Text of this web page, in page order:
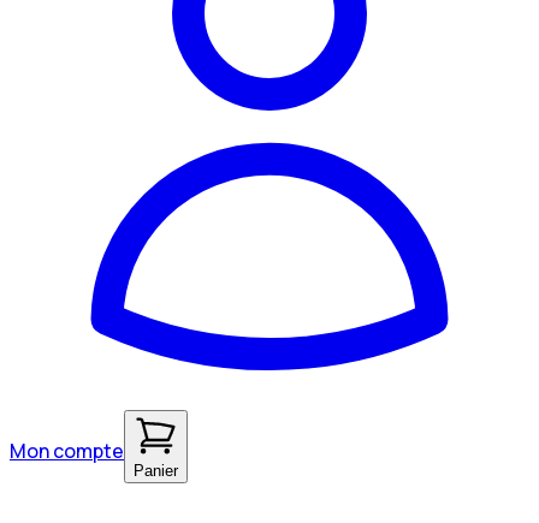
Mon compte
Panier